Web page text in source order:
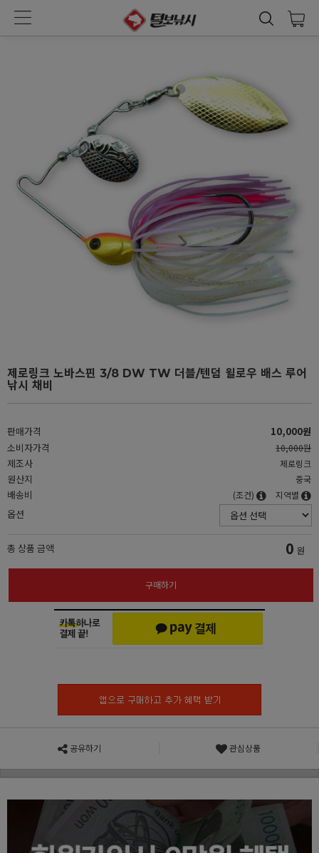
제로링크 노바스핀 3/8 DW TW 더블/텐덤 윌로우 배스 루어
낚시 채비
판매가격
10,000원
소비자가격
10,000원
제조사 제로링크
원산지 중국
배송비 (조건) 지역별
옵션
총 상품 금액 0 원
구매하기
공유하기 관심상품